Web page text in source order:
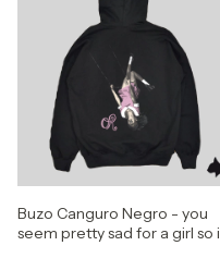
Buzo Canguro Negro - you
seem pretty sad for a girl so in